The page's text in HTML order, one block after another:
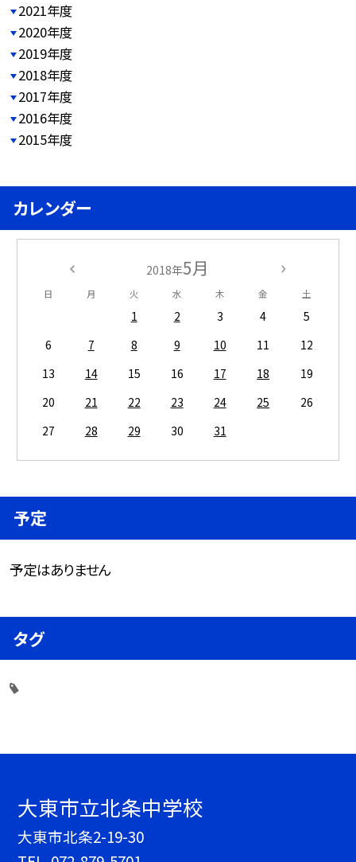
2021年度
2020年度
2019年度
2018年度
2017年度
2016年度
2015年度
カレンダー
2018年5月
日 月 火 水 木 金 土
1 2 3 4
5
6
7 8 9 10 11
12
13
14 15 16 17 18
19
20
21 22 23 24 25
26
27
28 29 30 31
予定
予定はありません
タグ
大東市立北条中学校
大東市北条2-19-30